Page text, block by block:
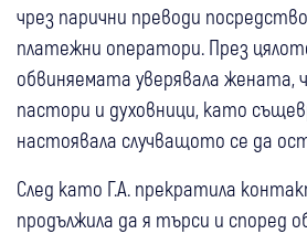
чрез парични преводи
платежни оператори. През
обвиняемата уверявала жената,
пастори и духовници, като
настоявала случващото се да
След като Г.А. прекратила
продължила да я търси и според